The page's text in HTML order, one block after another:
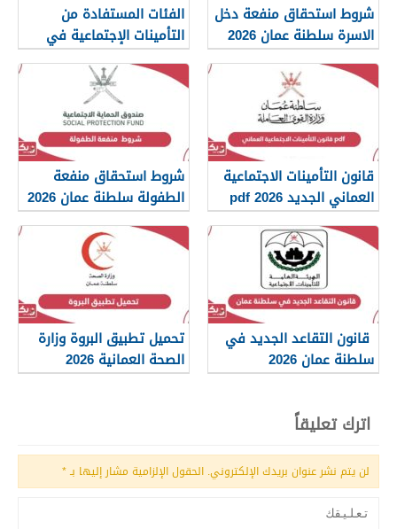
شروط استحقاق منفعة دخل
الاسرة سلطنة عمان 2026
الفئات المستفادة من
التأمينات الإجتماعية في
سلطنة عمان 2026
قانون التأمينات الاجتماعية
العماني الجديد 2026 pdf
شروط استحقاق منفعة
الطفولة سلطنة عمان 2026
قانون التقاعد الجديد في
سلطنة عمان 2026
تحميل تطبيق البروة وزارة
الصحة العمانية 2026
اترك تعليقاً
لن يتم نشر عنوان بريدك الإلكتروني. الحقول الإلزامية مشار إليها بـ*